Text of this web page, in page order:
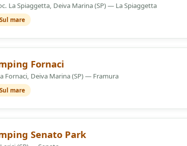
La Spiaggetta, Deiva Marina (SP) — La Spiaggetta
mare
Fornaci
Fornaci, Deiva Marina (SP) — Framura
mare
Senato Park